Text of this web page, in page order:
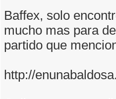
Baffex, solo
mucho mas para
partido que
http://